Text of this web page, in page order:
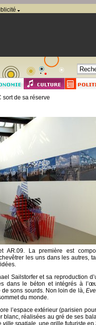
sort de sa réserve
AR.09. La première est
les uns dans les autres,
Sailstorfer et sa reproduction
dans le béton et intégrés à
de sons sourds. Non loin de là,
du monde.
l’espace extérieur (parisien
blanc, réalisées au gré de ses
ville spatiale, une grille futuriste